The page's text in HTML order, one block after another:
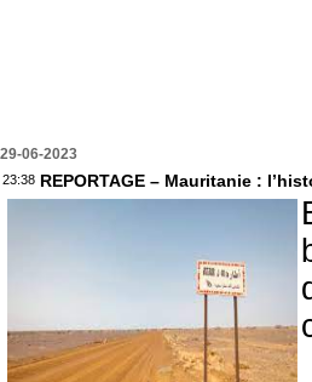
29-06-2023
23:38 REPORTAGE – Mauritanie :